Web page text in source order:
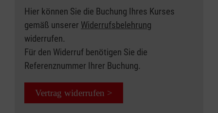
Hier können Sie die Buchung Ihres Kurses
gemäß unserer Widerrufsbelehrung
widerrufen.
Für den Widerruf benötigen Sie die
Referenznummer Ihrer Buchung.
Vertrag widerrufen >